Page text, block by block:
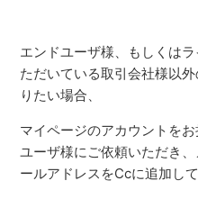
エンドユーザ様、もしくは
ただいている取引会社様以
りたい場合、
マイページのアカウントを
ユーザ様にご依頼いただき
ールアドレスをCcに追加して